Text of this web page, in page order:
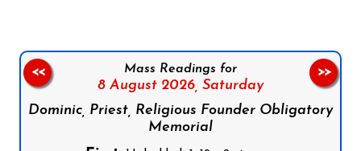
Mass Readings for
8 August 2026, Saturday
Dominic, Priest, Religious Founder Obligatory
Memorial
<< >>